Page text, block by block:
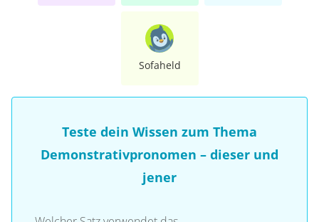
Sofaheld
Teste dein Wissen zum Thema
Demonstrativpronomen – dieser und
jener